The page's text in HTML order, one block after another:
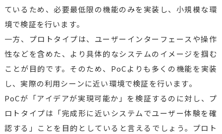
ているため、必要最低限の機能のみを実装し、小規模な環
境で検証を行います。
一方、プロトタイプは、ユーザーインターフェースや操作
性などを含めた、より具体的なシステムのイメージを掴む
ことが目的です。そのため、PoCよりも多くの機能を実装
し、実際の利用シーンに近い環境で検証を行います。
PoCが「アイデアが実現可能か」を検証するのに対し、プ
ロトタイプは「完成形に近いシステムでユーザー体験を確
認する」ことを目的としていると言えるでしょう。プロト